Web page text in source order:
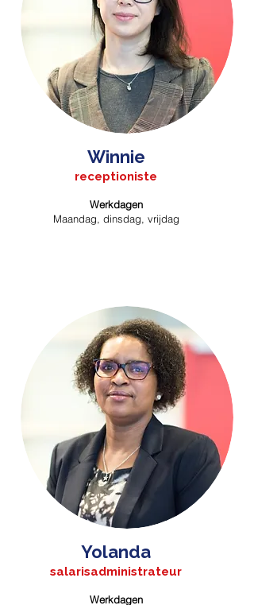
Winnie
receptioniste
Werkdagen
Maandag, dinsdag, vrijdag
Yolanda
salarisadministrateur
Werkdagen